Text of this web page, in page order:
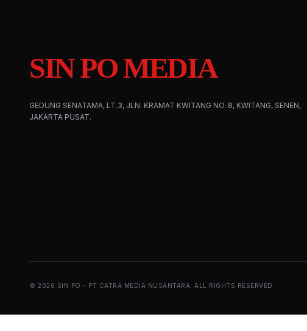
SIN PO MEDIA
GEDUNG SENATAMA, LT.3, JLN. KRAMAT KWITANG NO. 8, KWITANG, SENEN,
JAKARTA PUSAT.
© 2026 SIN PO - PT CATRA MEDIA NUSANTARA. ALL RIGHTS RESERVED.